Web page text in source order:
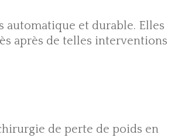
automatique et durable. Elles
après de telles interventions
de perte de poids en